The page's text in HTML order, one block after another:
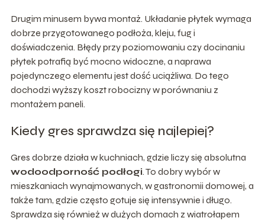
Drugim minusem bywa montaż. Układanie płytek wymaga
dobrze przygotowanego podłoża, kleju, fug i
doświadczenia. Błędy przy poziomowaniu czy docinaniu
płytek potrafią być mocno widoczne, a naprawa
pojedynczego elementu jest dość uciążliwa. Do tego
dochodzi wyższy koszt robocizny w porównaniu z
montażem paneli.
Kiedy gres sprawdza się najlepiej?
Gres dobrze działa w kuchniach, gdzie liczy się absolutna
wodoodporność podłogi. To dobry wybór w
mieszkaniach wynajmowanych, w gastronomii domowej, a
także tam, gdzie często gotuje się intensywnie i długo.
Sprawdza się również w dużych domach z wiatrołapem